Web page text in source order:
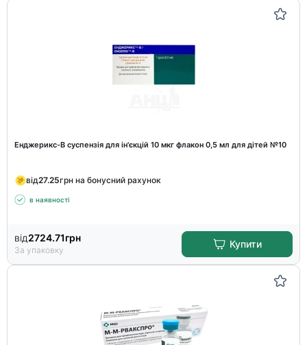
Енджерикс-В суспензія для ін'єкцій 10 мкг флакон 0,5 мл для дітей №10
від27.25грн на бонусний рахунок
в наявності
від2724.71грн
За упаковку
Купити